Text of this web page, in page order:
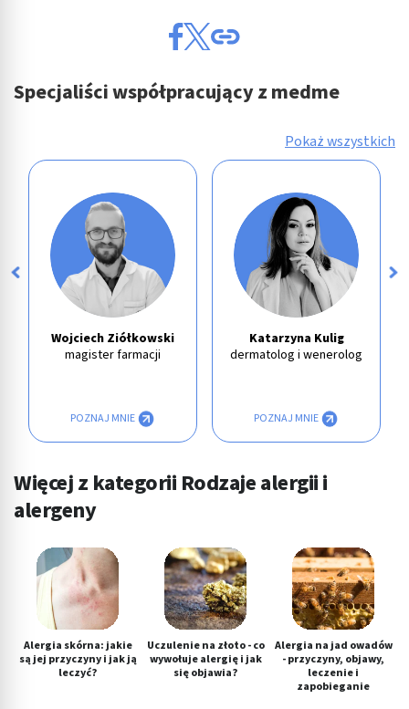
Specjaliści współpracujący z medme
Pokaż wszystkich
Wojciech Ziółkowski
magister farmacji
POZNAJ MNIE
Katarzyna Kulig
dermatolog i wenerolog
POZNAJ MNIE
Więcej z kategorii Rodzaje alergii i
alergeny
Alergia skórna: jakie
są jej przyczyny i jak ją
leczyć?
Uczulenie na złoto - co
wywołuje alergię i jak
się objawia?
Alergia na jad owadów
- przyczyny, objawy,
leczenie i
zapobieganie